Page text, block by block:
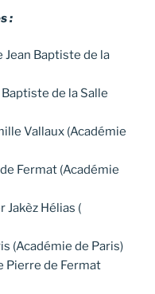
:
Jean Baptiste de la
de la Salle
Vallaux (Académie
Fermat (Académie
Jakèz Hélias (
(Académie de Paris)
Pierre de Fermat